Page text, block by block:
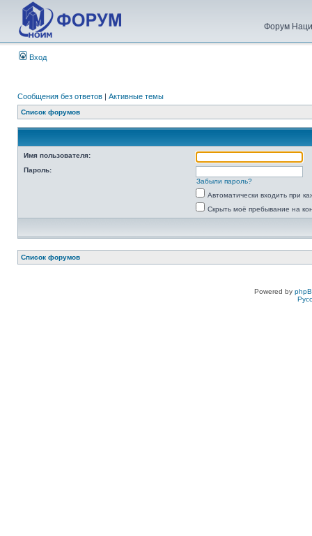
Форум
Вход
Сообщения без ответов | Активные темы
Список форумов
Имя пользователя:
Пароль:
Забыли пароль?
Автоматически входить при
Скрыть моё пребывание на
Список форумов
Powered by